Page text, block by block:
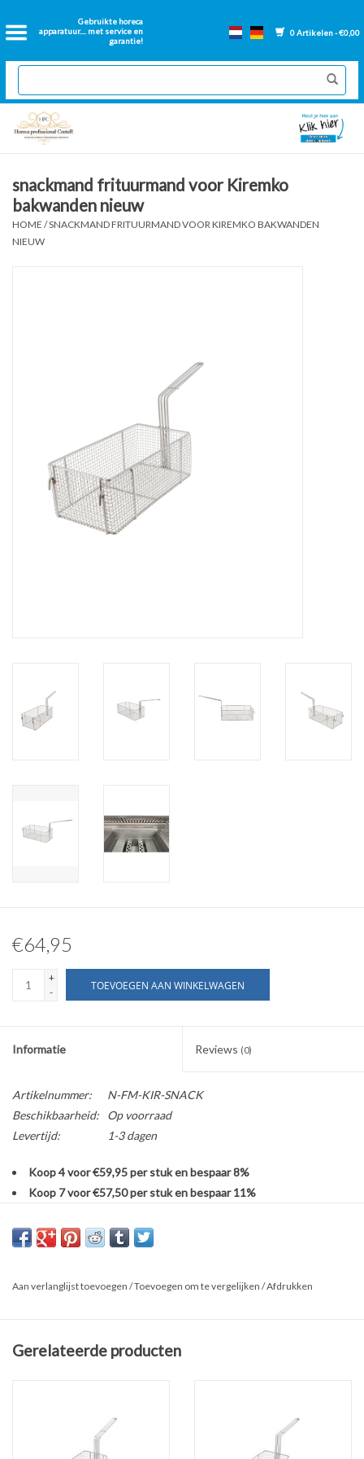
Gebruikte horeca
apparatuur.... met service en
garantie!
0 Artikelen - €0,00
Home
2dehands Horeca
Nieuwe apparatuur
GN Bakken
snackmand frituurmand voor Kiremko
bakwanden nieuw
HOME /SNACKMAND FRITUURMAND VOOR KIREMKO BAKWANDEN
NIEUW
€64,95
+
-
TOEVOEGEN AAN WINKELWAGEN
Informatie Reviews (0)
Artikelnummer:
N-FM-KIR-SNACK
Beschikbaarheid:
Op voorraad
Levertijd:
1-3 dagen
Koop 4 voor €59,95 per stuk en bespaar 8%
Koop 7 voor €57,50 per stuk en bespaar 11%
origineel) frituurmanden voor de snacks bij Kiremko bakwanden.
bij voorbaat dank!
Bij het bestellen worden kortingsprijzen verrekend bij meerdere
Aan verlanglijst toevoegen /Toevoegen om te vergelijken /Afdrukken
Gerelateerde producten